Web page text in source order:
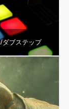
ダブステップ